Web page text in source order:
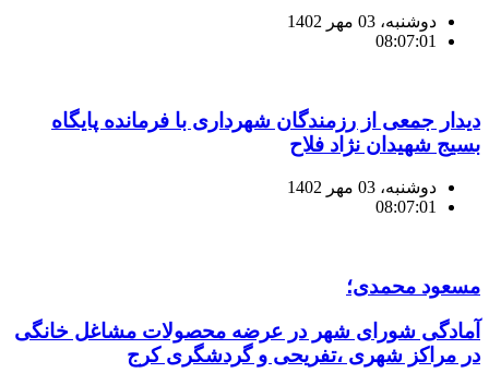
دوشنبه، 03 مهر 1402
08:07:01
دیدار جمعی از رزمندگان شهرداری با فرمانده پایگاه
بسیج شهیدان نژاد فلاح
دوشنبه، 03 مهر 1402
08:07:01
مسعود محمدی؛
آمادگی شورای شهر در عرضه محصولات مشاغل خانگی
در مراکز شهری ،تفریحی و گردشگری کرج